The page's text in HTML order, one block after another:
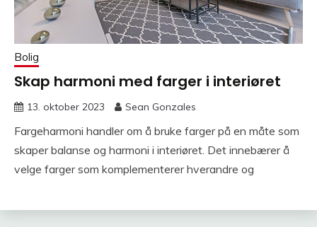
Bolig
Skap harmoni med farger i interiøret
13. oktober 2023 Sean Gonzales
Fargeharmoni handler om å bruke farger på en måte som
skaper balanse og harmoni i interiøret. Det innebærer å
velge farger som komplementerer hverandre og